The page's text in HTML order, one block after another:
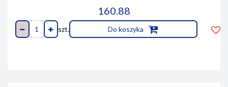
160.88
szt. Do koszyka